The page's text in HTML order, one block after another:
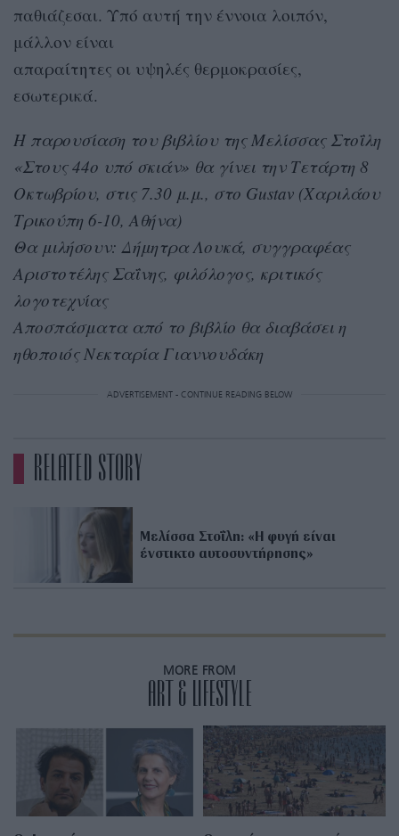
παθιάζεσαι. Υπό αυτή την έννοια λοιπόν,
μάλλον είναι
απαραίτητες οι υψηλές θερμοκρασίες,
εσωτερικά.
Η παρουσίαση του βιβλίου της Μελίσσας Στοΐλη
«Στους 44ο υπό σκιάν» θα γίνει την Τετάρτη 8
Οκτωβρίου, στις 7.30 μ.μ., στο Gustav (Χαριλάου
Τρικούπη 6-10, Αθήνα)
Θα μιλήσουν: Δήμητρα Λουκά, συγγραφέας
Αριστοτέλης Σαΐνης, φιλόλογος, κριτικός
λογοτεχνίας
Αποσπάσματα από το βιβλίο θα διαβάσει η
ηθοποιός Νεκταρία Γιαννουδάκη
ADVERTISEMENT - CONTINUE READING BELOW
RELATED STORY
Μελίσσα Στοΐλη: «Η φυγή είναι
ένστικτο αυτοσυντήρησης»
MORE FROM
ART & LIFESTYLE